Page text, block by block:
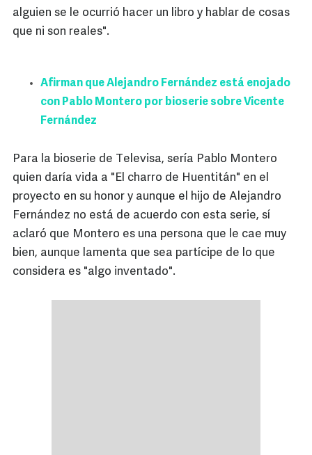
alguien se le ocurrió hacer un libro y hablar de cosas
que ni son reales".
Afirman que Alejandro Fernández está enojado
con Pablo Montero por bioserie sobre Vicente
Fernández
Para la bioserie de Televisa, sería Pablo Montero
quien daría vida a "El charro de Huentitán" en el
proyecto en su honor y aunque el hijo de Alejandro
Fernández no está de acuerdo con esta serie, sí
aclaró que Montero es una persona que le cae muy
bien, aunque lamenta que sea partícipe de lo que
considera es "algo inventado".